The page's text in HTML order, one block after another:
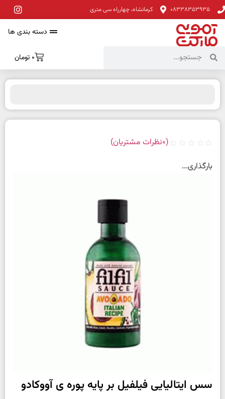
08338353935 کرمانشاه، چهارراه سی متری
دسته بندی ها
0 تومان
(
0نظرات مشتریان)
بارگذاری...
سس ایتالیایی فیلفیل بر پایه پوره ی آووکادو